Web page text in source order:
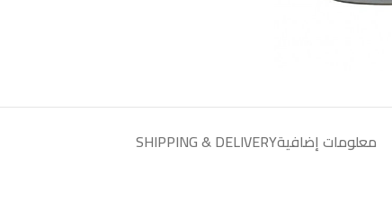
معلومات إضافيةSHIPPING & DELIVERY